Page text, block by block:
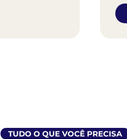
TUDO O QUE VOCÊ PRECISA​​